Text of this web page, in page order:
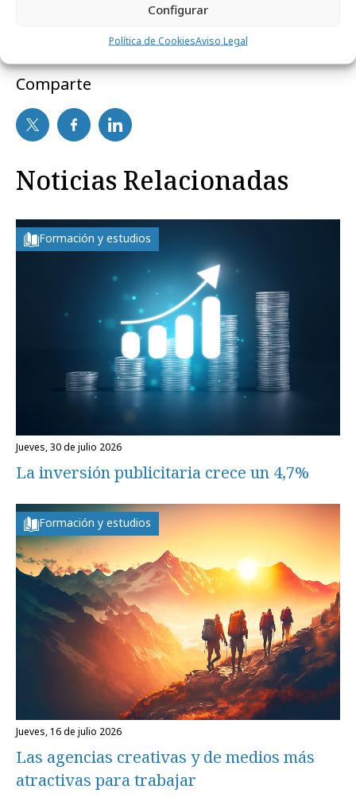
Configurar
Política de CookiesAviso Legal
Comparte
Noticias Relacionadas
Formación y estudios
jueves, 30 de julio 2026
La inversión publicitaria crece un 4,7%
Formación y estudios
jueves, 16 de julio 2026
Las agencias creativas y de medios más
atractivas para trabajar